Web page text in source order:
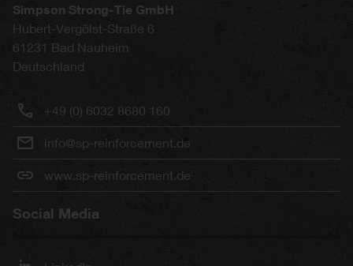
Simpson Strong-Tie GmbH
Hubert-Vergölst-Straße 6
61231 Bad Nauheim
Deutschland
+49 (0) 6032 8680 160
info@sp-reinforcement.de
www.sp-reinforcement.de
Social Media